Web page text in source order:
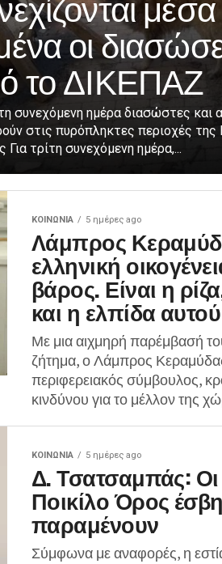
οι
το ΔΙΚΕΠΑΖ
συνεχόμενη ημέρα διασώστες και
στις πυρόπληκτες περιοχές της
Για τρίτη συνεχόμενη ημέρα,...
ΚΟΙΝΩΝΊΑ 5 ημέρες ago
Λάμπρος
ελληνική
βάρος. Είναι η
και η ελπίδα
Με μια αιχμηρή παρέμβασή
ζήτημα, ο Λάμπρος
περιφερειακός σύμβουλος,
κινδύνου για το μέλλον της
ΚΟΙΝΩΝΊΑ 5 ημέρες ago
Δ. Τσατσαμπάς:
Ποικίλο Όρος
παραμένουν
Σύμφωνα με αναφορές, η